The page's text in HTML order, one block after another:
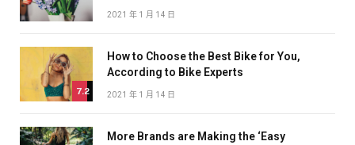
2021 年 1 月 14 日
7.2
How to Choose the Best Bike for You,
According to Bike Experts
2021 年 1 月 14 日
More Brands are Making the ‘Easy